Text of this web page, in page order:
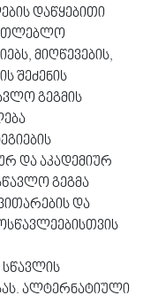
დაწყებითი
მიღწევების,
შეძენის
გეგმის
და აკადემიურ
გეგმა
და
ალტერნატიული